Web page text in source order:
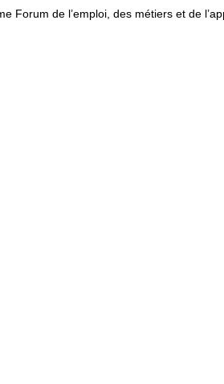
Forum de l’emploi, des métiers et de